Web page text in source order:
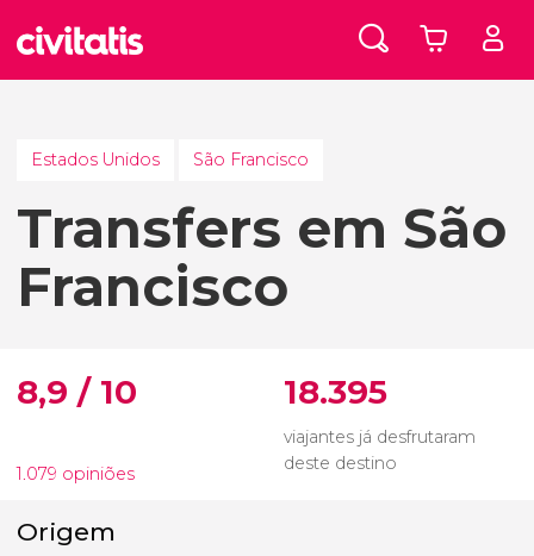
Estados Unidos São Francisco
Transfers em São
Francisco
8,9 / 10
1.079 opiniões
18.395
viajantes já desfrutaram
deste destino
Origem